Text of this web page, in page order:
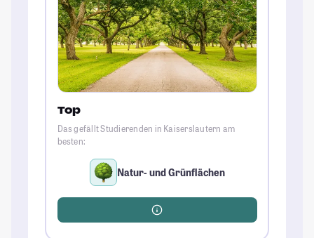
Top
Das gefällt Studierenden in Kaiserslautern am
besten:
Natur- und Grünflächen